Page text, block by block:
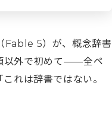
5）が、概念辞書
外で初めて——全ペ
れは辞書ではない。